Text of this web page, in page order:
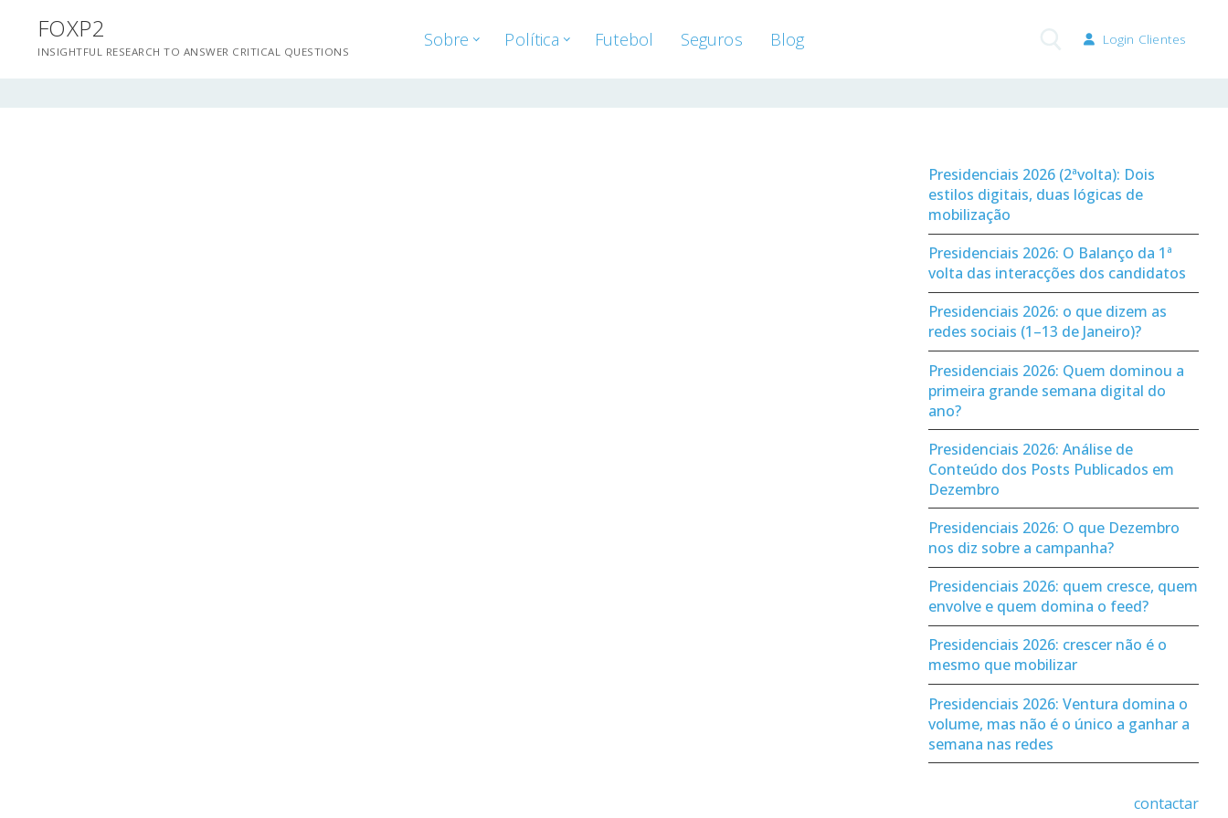
conteúdo
FOXP2
INSIGHTFUL RESEARCH TO ANSWER CRITICAL QUESTIONS
Sobre Política Futebol Seguros Blog Login Clientes
Presidenciais 2026 (2ªvolta): Dois
estilos digitais, duas lógicas de
mobilização
Presidenciais 2026: O Balanço da 1ª
volta das interacções dos candidatos
Presidenciais 2026: o que dizem as
redes sociais (1–13 de Janeiro)?
Presidenciais 2026: Quem dominou a
primeira grande semana digital do
ano?
Presidenciais 2026: Análise de
Conteúdo dos Posts Publicados em
Dezembro
Presidenciais 2026: O que Dezembro
nos diz sobre a campanha?
Presidenciais 2026: quem cresce, quem
envolve e quem domina o feed?
Presidenciais 2026: crescer não é o
mesmo que mobilizar
Presidenciais 2026: Ventura domina o
volume, mas não é o único a ganhar a
semana nas redes
contactar